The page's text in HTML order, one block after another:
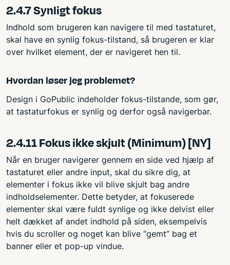
2.4.7 Synligt fokus
Indhold som brugeren kan navigere til med tastaturet,
skal have en synlig fokus-tilstand, så brugeren er klar
over hvilket element, der er navigeret hen til.
Hvordan løser jeg problemet?
Design i GoPublic indeholder fokus-tilstande, som gør,
at tastaturfokus er synlig og derfor også navigerbar.
2.4.11 Fokus ikke skjult (Minimum) [NY]
Når en bruger navigerer gennem en side ved hjælp af
tastaturet eller andre input, skal du sikre dig, at
elementer i fokus ikke vil blive skjult bag andre
indholdselementer. Dette betyder, at fokuserede
elementer skal være fuldt synlige og ikke delvist eller
helt dækket af andet indhold på siden, eksempelvis
hvis du scroller og noget kan blive “gemt” bag et
banner eller et pop-up vindue.